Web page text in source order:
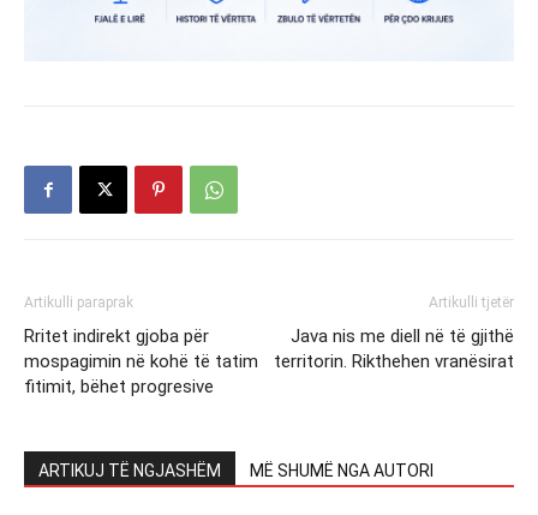
Artikulli paraprak
Rritet indirekt gjoba për
mospagimin në kohë të tatim
fitimit, bëhet progresive
Artikulli tjetër
Java nis me diell në të gjithë
territorin. Rikthehen vranësirat
ARTIKUJ TË NGJASHËM MË SHUMË NGA AUTORI